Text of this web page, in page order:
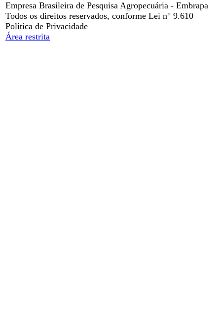
Empresa Brasileira de Pesquisa Agropecuária - Embrapa
Todos os direitos reservados, conforme Lei n° 9.610
Política de Privacidade
Área restrita